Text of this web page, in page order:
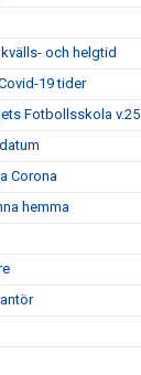
och helgtid
19 tider
Fotbollsskola v.25
Corona
hemma